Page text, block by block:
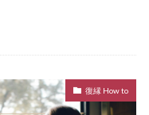
復縁 How to